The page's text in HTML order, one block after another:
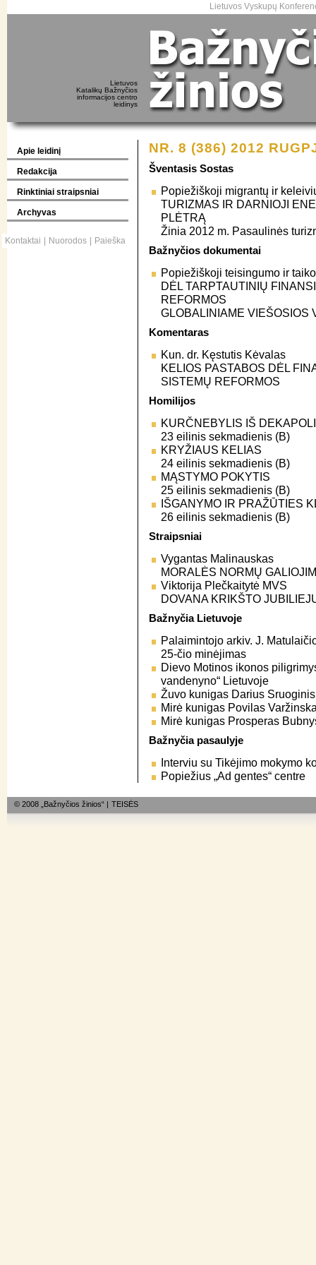
Lietuvos Vyskupų
Lietuvos
Katalikų Bažnyčios
informacijos centro
leidinys
Apie leidinį
Redakcija
Rinktiniai straipsniai
Archyvas
Kontaktai Nuorodos Paieška
NR. 8 (386) 2012
Šventasis Sostas
Popiežiškoji migrantų ir
TURIZMAS IR DARNIOJI
PLĖTRĄ
Žinia 2012 m. Pasaulinės
Bažnyčios dokumentai
Popiežiškoji teisingumo ir
DĖL TARPTAUTINIŲ
REFORMOS
GLOBALINIAME VIEŠOSIOS
Komentaras
Kun. dr. Kęstutis Kėvalas
KELIOS PASTABOS DĖL
SISTEMŲ REFORMOS
Homilijos
KURČNEBYLIS IŠ
23 eilinis sekmadienis (B)
KRYŽIAUS KELIAS
24 eilinis sekmadienis (B)
MĄSTYMO POKYTIS
25 eilinis sekmadienis (B)
IŠGANYMO IR PRAŽŪTIES
26 eilinis sekmadienis (B)
Straipsniai
Vygantas Malinauskas
MORALĖS NORMŲ
Viktorija Plečkaitytė MVS
DOVANA KRIKŠTO
Bažnyčia Lietuvoje
Palaimintojo arkiv. J.
25-čio minėjimas
Dievo Motinos ikonos
vandenyno“ Lietuvoje
Žuvo kunigas Darius
Mirė kunigas Povilas
Mirė kunigas Prosperas
Bažnyčia pasaulyje
Interviu su Tikėjimo mokymo
Popiežius „Ad gentes“ centre
© 2008 „Bažnyčios žinios“ | TEISĖS